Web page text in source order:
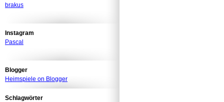
brakus
Instagram
Pascal
Blogger
Heimspiele on Blogger
Schlagwörter